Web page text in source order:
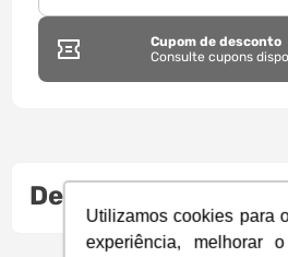
Utilizamos cookies para
experiência, melhorar
Cupom de desconto
Consulte cupons
Descrição do